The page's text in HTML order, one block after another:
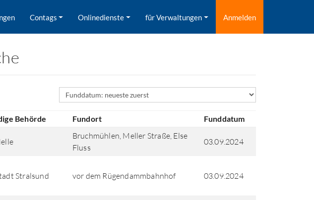
Contags Onlinedienste für Verwaltungen Anmelden
Sortierfeld
Behörde Fundort Funddatum
Bruchmühlen, Meller Straße, Else
Fluss
03.09.2024
Stralsund vor dem Rügendammbahnhof 03.09.2024